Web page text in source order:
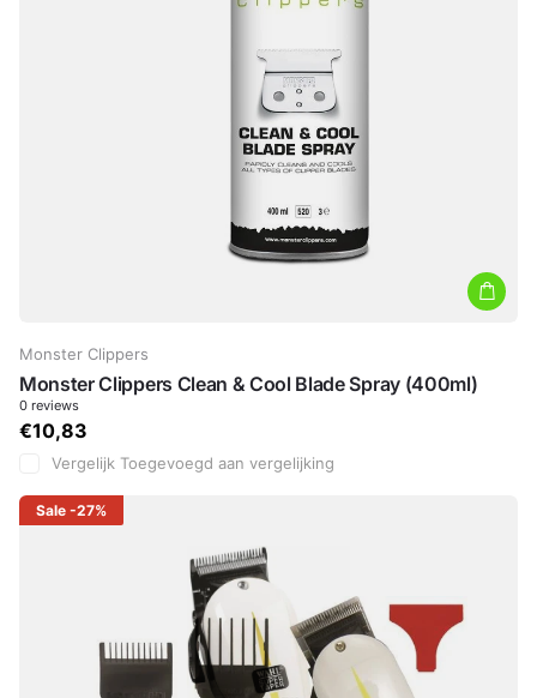
Monster Clippers
Monster Clippers Clean & Cool Blade Spray (400ml)
0 reviews
€10,83
Vergelijk Toegevoegd aan vergelijking
Sale -27%